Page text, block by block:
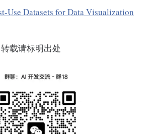
Use Datasets for Data Visualization
载请标明出处